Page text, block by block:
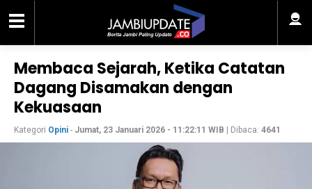
Membaca Sejarah, Ketika Catatan
Dagang Disamakan dengan
Kekuasaan
Kategori Opini - Jumat, 23 Januari 2026 - 11:22:11 WIB | Dibaca: 4641